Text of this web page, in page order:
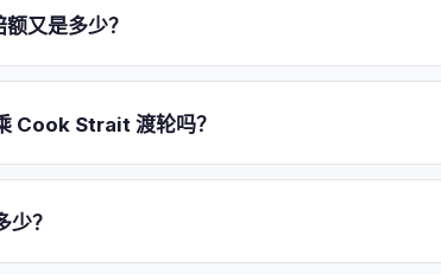
合新西兰 green warrant（绿色认证）规则下的自由露
淘汰）。入门级的 2 卧 Crib 没有厕所或淋浴，不属
又是多少？
标准免赔额的押金。在默认的 Risk Taker 方案下，
为 $5,000，Big Kahuna 为 $7,500（澳大利亚为
day 将两者均降至 $1,500，而 Comprehensive 每
Cook Strait 渡轮吗？
程租车，但可能收取一笔异地还车费，因此请核对你
会乘坐 Interislander 或 Bluebridge 渡轮在
，因此你需自行预订并支付车辆加乘客的航次，而旺
？